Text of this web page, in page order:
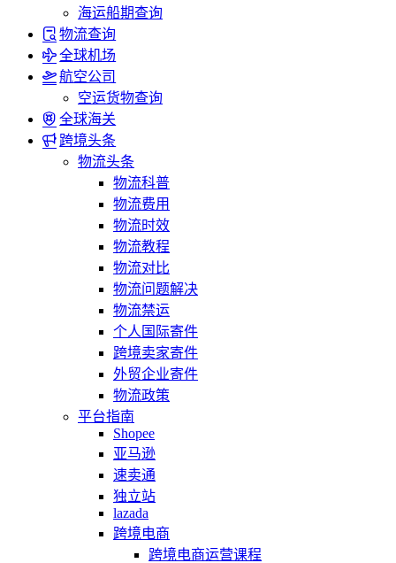
海运船期查询
物流查询
全球机场
航空公司
空运货物查询
全球海关
跨境头条
物流头条
物流科普
物流费用
物流时效
物流教程
物流对比
物流问题解决
物流禁运
个人国际寄件
跨境卖家寄件
外贸企业寄件
物流政策
平台指南
Shopee
亚马逊
速卖通
独立站
lazada
跨境电商
跨境电商运营课程